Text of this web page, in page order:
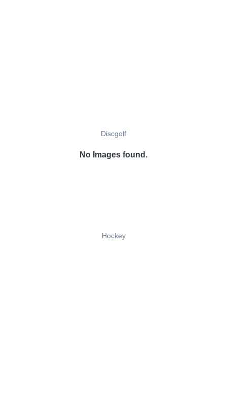
Discgolf
No Images found.
Hockey